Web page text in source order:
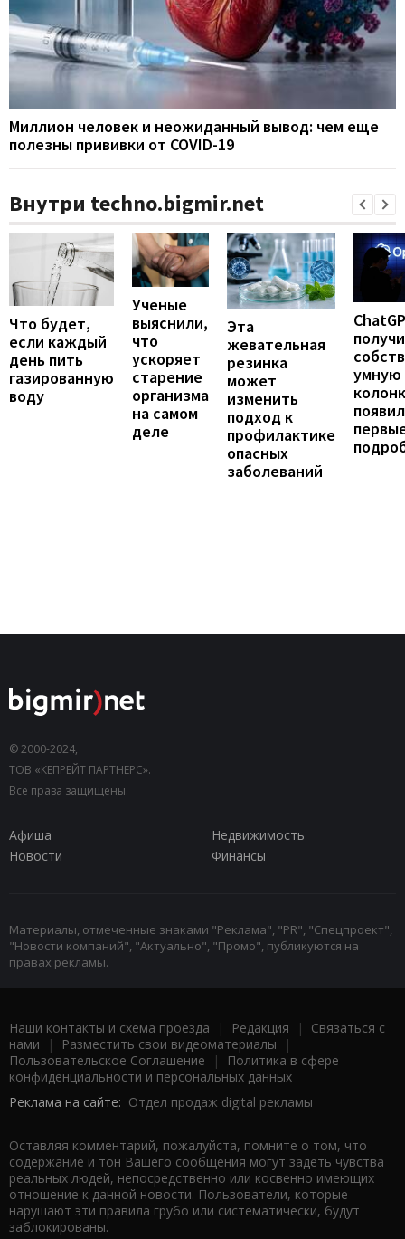
Миллион человек и неожиданный вывод: чем еще
полезны прививки от COVID-19
Внутри techno.bigmir.net
Что будет,
если каждый
день пить
газированную
воду
Ученые
выяснили,
что
ускоряет
старение
организма
на самом
деле
Эта
жевательная
резинка
может
изменить
подход к
профилактике
опасных
заболеваний
умную
© 2000-2024,
ТОВ «КЕПРЕЙТ ПАРТНЕРС».
Все права защищены.
Афиша
Недвижимость
Новости
Финансы
Материалы, отмеченные знаками "Реклама", "PR", "Спецпроект",
"Новости компаний", "Актуально", "Промо", публикуются на
правах рекламы.
Наши контакты и схема проезда | Редакция | Связаться с
нами | Разместить свои видеоматериалы |
Пользовательское Соглашение |
Политика в сфере
конфиденциальности и персональных данных
Реклама на сайте: Отдел продаж digital рекламы
Оставляя комментарий, пожалуйста, помните о том, что
содержание и тон Вашего сообщения могут задеть чувства
реальных людей, непосредственно или косвенно имеющих
отношение к данной новости. Пользователи, которые
нарушают эти правила грубо или систематически, будут
заблокированы.